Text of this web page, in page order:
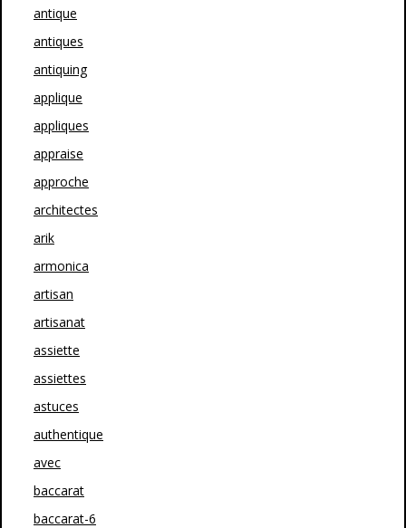
antique
antiques
antiquing
applique
appliques
appraise
approche
architectes
arik
armonica
artisan
artisanat
assiette
assiettes
astuces
authentique
avec
baccarat
baccarat-6